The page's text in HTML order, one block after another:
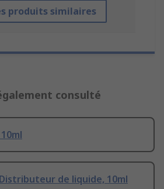
produits similaires
consulté
de liquide, 10ml